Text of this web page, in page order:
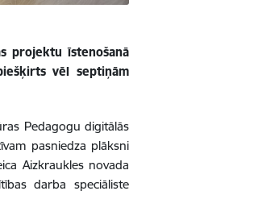
projektu īstenošanā
vēl septiņām
Pedagogu digitālās
pasniedza plāksni
Aizkraukles novada
darba speciāliste